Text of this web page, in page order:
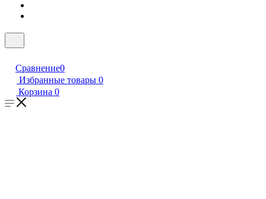
Сравнение0
Избранные товары 0
Корзина 0